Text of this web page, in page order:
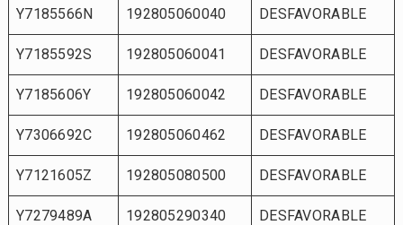
Y7185566N 192805060040 DESFAVORABLE
Y7185592S 192805060041 DESFAVORABLE
Y7185606Y 192805060042 DESFAVORABLE
Y7306692C 192805060462 DESFAVORABLE
Y7121605Z 192805080500 DESFAVORABLE
Y7279489A 192805290340 DESFAVORABLE